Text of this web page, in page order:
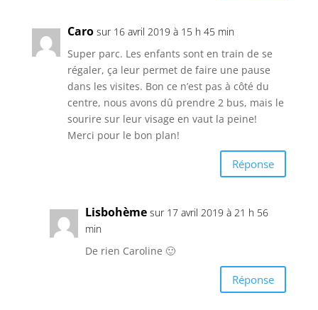
Caro sur 16 avril 2019 à 15 h 45 min
Super parc. Les enfants sont en train de se
régaler, ça leur permet de faire une pause
dans les visites. Bon ce n’est pas à côté du
centre, nous avons dû prendre 2 bus, mais le
sourire sur leur visage en vaut la peine!
Merci pour le bon plan!
Réponse
Lisbohème sur 17 avril 2019 à 21 h 56
min
De rien Caroline 🙂
Réponse